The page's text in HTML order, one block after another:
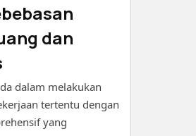
dan
dalam melakukan
tertentu dengan
yang